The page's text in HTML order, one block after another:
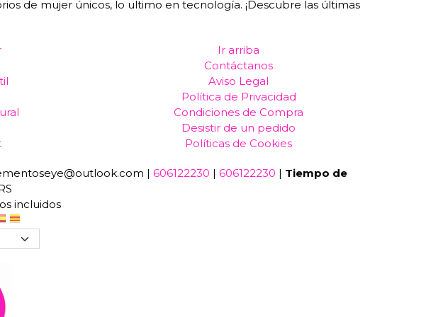
de mujer únicos, lo ultimo en tecnología. ¡Descubre las últimas
Ir arriba
Contáctanos
Aviso Legal
Política de Privacidad
Condiciones de Compra
Desistir de un pedido
Políticas de Cookies
|606122230 |606122230 | Tiempo de
incluidos